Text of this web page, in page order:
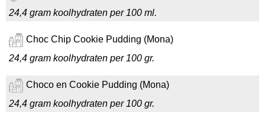
24,4 gram koolhydraten per 100 ml.
Choc Chip Cookie Pudding (Mona)
24,4 gram koolhydraten per 100 gr.
Choco en Cookie Pudding (Mona)
24,4 gram koolhydraten per 100 gr.